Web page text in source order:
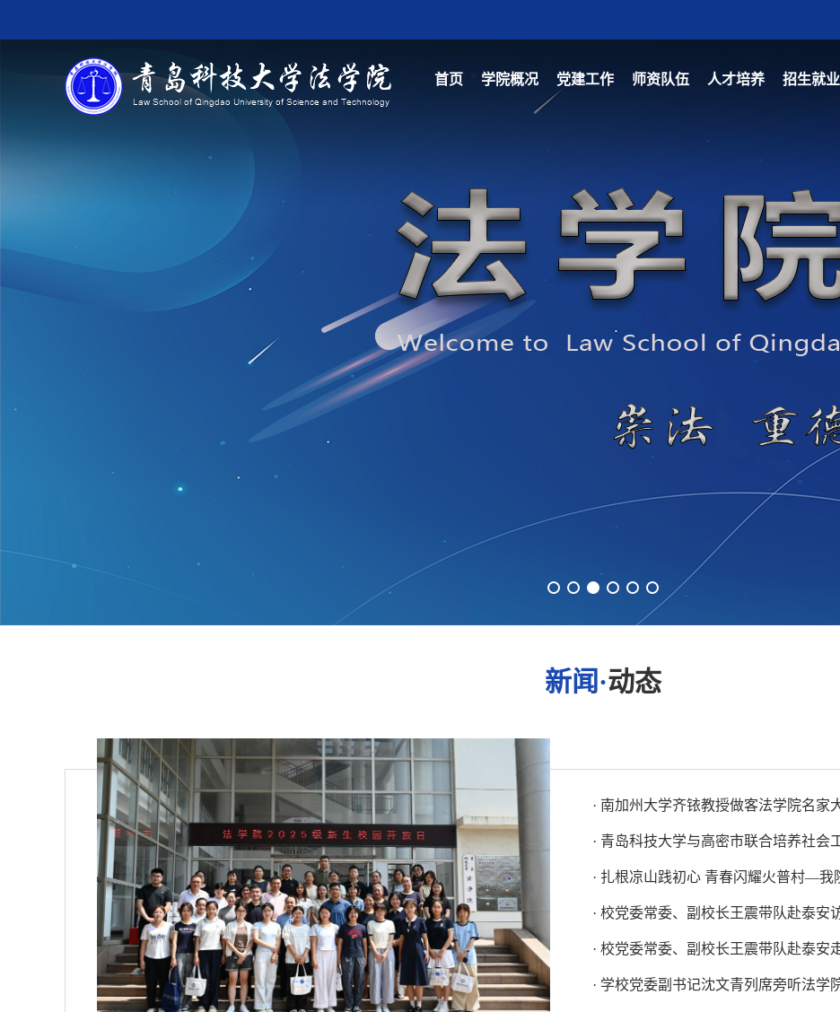
首页 学院概况 党建工作 师资队伍 人才培养 招生就业
新闻·动态
· 南加州大学齐铱教授做客法学院名家
· 青岛科技大学与高密市联合培养社会
· 扎根凉山践初心 青春闪耀火普村—我
· 校党委常委、副校长王震带队赴泰安
· 学校党委副书记沈文青列席旁听法学